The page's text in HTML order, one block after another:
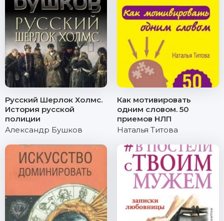
Русский Шерлок Холмс.
История русской
полиции
Александр Бушков
Как мотивировать
одним словом. 50
приемов НЛП
Наталья Титова